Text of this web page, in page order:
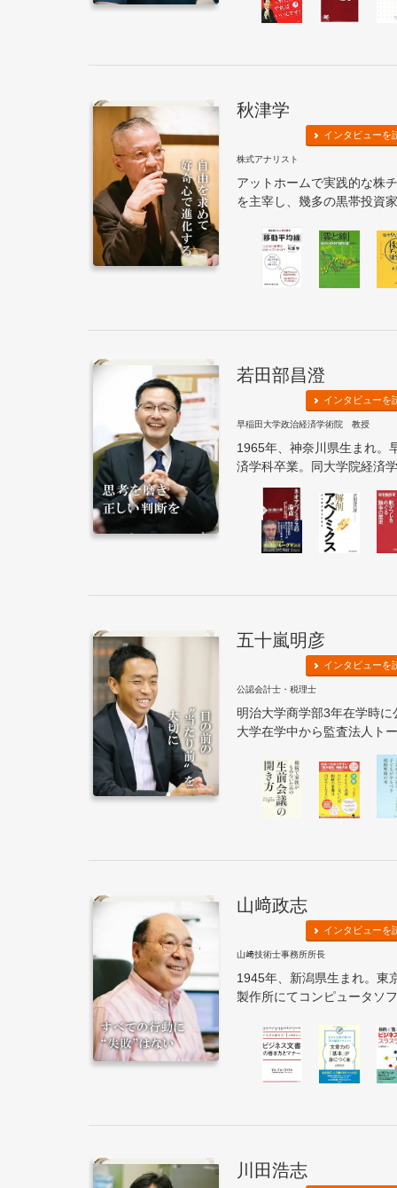
秋津学
インタビューを
株式アナリスト
アットホームで実践的な株
を主宰し、幾多の黒帯投資
若田部昌澄
インタビューを
早稲田大学政治経済学術院 教授
1965年、神奈川県生まれ。
済学科卒業。同大学院経済
五十嵐明彦
インタビューを
公認会計士・税理士
明治大学商学部3年在学時
大学在学中から監査法人ト
山﨑政志
インタビューを
山﨑技術士事務所所長
1945年、新潟県生まれ。東
製作所にてコンピュータソ
川田浩志